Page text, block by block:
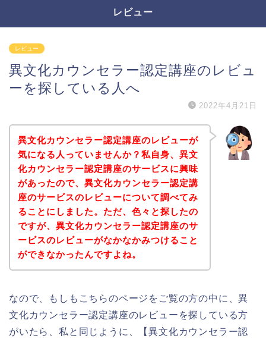
レビュー
レビュー
異文化カウンセラー認定講座のレビュ
ーを探している人へ
2022年4月21日
異文化カウンセラー認定講座のレビューが
気になる人っていませんか？私自身、異文
化カウンセラー認定講座のサービスに興味
があったので、異文化カウンセラー認定講
座のサービスのレビューについて調べてみ
ることにしました。ただ、色々と探したの
ですが、異文化カウンセラー認定講座のサ
ービスのレビューがなかなかみつけること
ができなかったんですよね。
なので、もしもこちらのページをご覧の方の中に、異
文化カウンセラー認定講座のレビューを探している方
がいたら、私と同じように、【異文化カウンセラー認